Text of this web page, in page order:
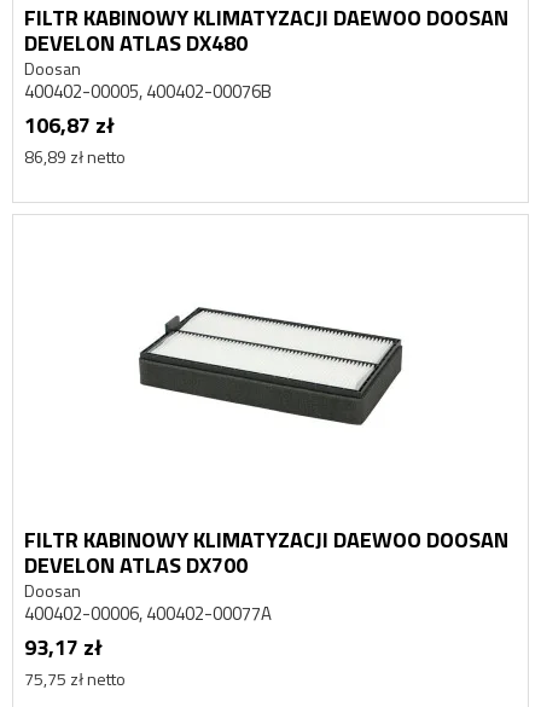
FILTR KABINOWY KLIMATYZACJI DAEWOO DOOSAN
DEVELON ATLAS DX480
Doosan
400402-00005, 400402-00076B
106,87 zł
86,89 zł netto
FILTR KABINOWY KLIMATYZACJI DAEWOO DOOSAN
DEVELON ATLAS DX700
Doosan
400402-00006, 400402-00077A
93,17 zł
75,75 zł netto